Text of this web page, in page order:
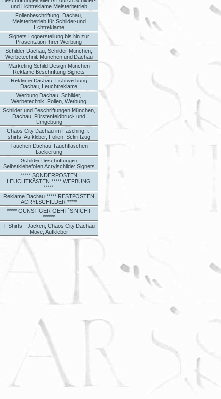
und Lichtreklame Meisterbetrieb
Folienbeschriftung, Dachau,
Meisterbetrieb für Schilder-und
Lichtreklame
Signets Logoerstellung bis hin zur
Präsentation Ihrer Werbung
Schilder Dachau, Schilder München,
Werbetechnik München und Dachau
Marketing Schild Design München
Reklame Beschriftung Signets
Reklame Dachau, Lichtwerbung
Dachau, Leuchtreklame
Werbung Dachau, Schilder,
Werbetechnik, Folien, Werbung
Schilder und Beschriftungen München,
Dachau, Fürstenfeldbruck und
Umgebung
Chaos City Dachau im Fasching, t-
shirts, Aufkleber, Folien, Schriftzug
Tauchen Dachau Tauchflaschen
Lackierung
Schilder Beschriftungen
Selbstklebefolien Acrylschilder Signets
***** SONDERPOSTEN
LEUCHTKÄSTEN ***** WERBUNG
*****
Reklame Dachau ***** RESTPOSTEN
ACRYLSCHILDER *****
***** GÜNSTIGER GEHT´S NICHT
******
T-Shirts - Jacken, Chaos City Dachau
Move, Aufkleber